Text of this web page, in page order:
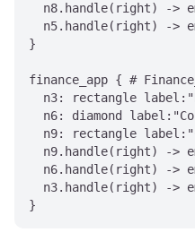
n8.handle(right) ->
n5.handle(right) ->
}
finance_app { #
n3: rectangle
n6: diamond
n9: rectangle
n9.handle(right) ->
n6.handle(right) ->
n3.handle(right) ->